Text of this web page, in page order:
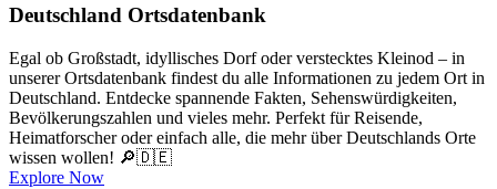
Deutschland Ortsdatenbank
Egal ob Großstadt, idyllisches Dorf oder verstecktes Kleinod – in
unserer Ortsdatenbank findest du alle Informationen zu jedem Ort in
Deutschland. Entdecke spannende Fakten, Sehenswürdigkeiten,
Bevölkerungszahlen und vieles mehr. Perfekt für Reisende,
Heimatforscher oder einfach alle, die mehr über Deutschlands Orte
wissen wollen! 🔎🇩🇪
Explore Now